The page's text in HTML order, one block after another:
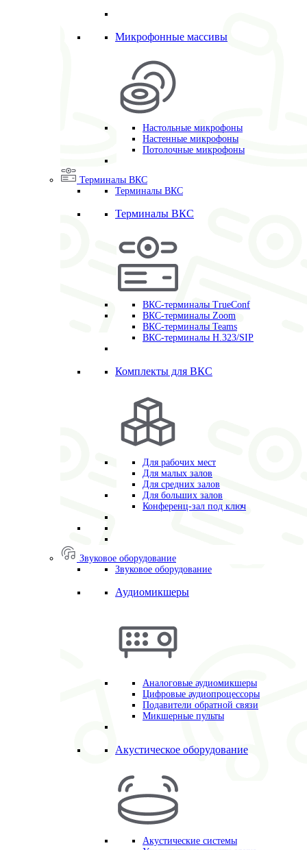
Микрофонные массивы
Настольные микрофоны
Настенные микрофоны
Потолочные микрофоны
Терминалы ВКС
Терминалы ВКС
Терминалы ВКС
ВКС-терминалы TrueConf
ВКС-терминалы Zoom
ВКС-терминалы Teams
ВКС-терминалы H.323/SIP
Комплекты для ВКС
Для рабочих мест
Для малых залов
Для средних залов
Для больших залов
Конференц-зал под ключ
Звуковое оборудование
Звуковое оборудование
Аудиомикшеры
Аналоговые аудиомикшеры
Цифровые аудиопроцессоры
Подавители обратной связи
Микшерные пульты
Акустическое оборудование
Акустические системы